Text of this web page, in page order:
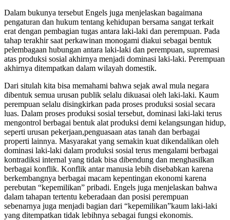
Dalam bukunya tersebut Engels juga menjelaskan bagaimana
pengaturan dan hukum tentang kehidupan bersama sangat terkait
erat dengan pembagian tugas antara laki-laki dan perempuan. Pada
tahap terakhir saat perkawinan monogami diakui sebagai bentuk
pelembagaan hubungan antara laki-laki dan perempuan, supremasi
atas produksi sosial akhirnya menjadi dominasi laki-laki. Perempuan
akhirnya ditempatkan dalam wilayah domestik.
Dari situlah kita bisa memahami bahwa sejak awal mula negara
dibentuk semua urusan publik selalu dikuasai oleh laki-laki. Kaum
perempuan selalu disingkirkan pada proses produksi sosial secara
luas. Dalam proses produksi sosial tersebut, dominasi laki-laki terus
mengontrol berbagai bentuk alat produksi demi kelangsungan hidup,
seperti urusan pekerjaan,penguasaan atas tanah dan berbagai
properti lainnya. Masyarakat yang semakin kuat dikendalikan oleh
dominasi laki-laki dalam produksi sosial terus mengalami berbagai
kontradiksi internal yang tidak bisa dibendung dan menghasilkan
berbagai konflik. Konflik antar manusia lebih disebabkan karena
berkembangnya berbagai macam kepentingan ekonomi karena
perebutan “kepemilikan” pribadi. Engels juga menjelaskan bahwa
dalam tahapan tertentu keberadaan dan posisi perempuan
sebenarnya juga menjadi bagian dari “kepemilikan”kaum laki-laki
yang ditempatkan tidak lebihnya sebagai fungsi ekonomis.